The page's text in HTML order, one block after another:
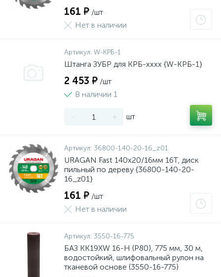
161 ₽ /шт
Нет в наличии
Артикул: W-КРБ-1
Штанга ЗУБР для КРБ-хххх {W-КРБ-1}
2 453 ₽ /шт
В наличии 1
- + шт
Артикул: 36800-140-20-16_z01
URAGAN Fast 140x20/16мм 16Т, диск
пильный по дереву {36800-140-20-
16_z01}
161 ₽ /шт
Нет в наличии
Артикул: 3550-16-775
БАЗ KK19XW 16-H (Р80), 775 мм, 30 м,
водостойкий, шлифовальный рулон на
тканевой основе (3550-16-775)